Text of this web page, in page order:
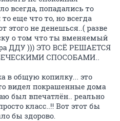
всегда, попадались то
еще что то, но всегда
этого не денешься..( разве
о том что ты вменяемый
ДДУ ))) ЭТО ВСЁ РЕШАЕТСЯ
СПОСОБАМИ..
в общую копилку... это
видел покрашенные дома
был впечатлён.. реально
класс..!! Вот этот бы
бы здорово.